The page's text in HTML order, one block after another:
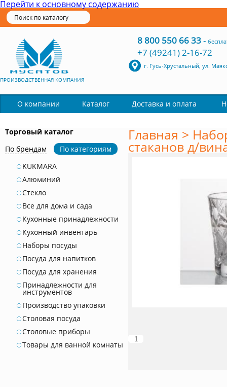
Перейти к основному содержанию
ПРОИЗВОДСТВЕННАЯ КОМПАНИЯ
8 800 550 66 33-
+7 (49241) 2-16-72
г. Гусь-Хрустальный, ул.
О компании Каталог Доставка и оплата
Торговый каталог
По брендам
По категориям
KUKMARA
Алюминий
Стекло
Все для дома и сада
Кухонные принадлежности
Кухонный инвентарь
Наборы посуды
Посуда для напитков
Посуда для хранения
Принадлежности для
инструментов
Производство упаковки
Столовая посуда
Столовые приборы
Товары для ванной комнаты
Главная >
стаканов д/